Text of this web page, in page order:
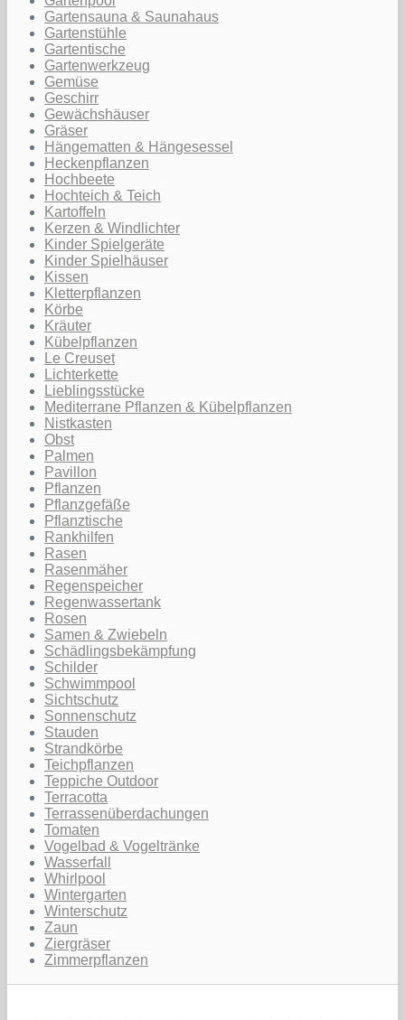
Gartensauna & Saunahaus
Gartenstühle
Gartentische
Gartenwerkzeug
Gemüse
Geschirr
Gewächshäuser
Gräser
Hängematten & Hängesessel
Heckenpflanzen
Hochbeete
Hochteich & Teich
Kartoffeln
Kerzen & Windlichter
Kinder Spielgeräte
Kinder Spielhäuser
Kissen
Kletterpflanzen
Körbe
Kräuter
Kübelpflanzen
Le Creuset
Lichterkette
Lieblingsstücke
Mediterrane Pflanzen & Kübelpflanzen
Nistkasten
Obst
Palmen
Pavillon
Pflanzen
Pflanzgefäße
Pflanztische
Rankhilfen
Rasen
Rasenmäher
Regenspeicher
Regenwassertank
Rosen
Samen & Zwiebeln
Schädlingsbekämpfung
Schilder
Schwimmpool
Sichtschutz
Sonnenschutz
Stauden
Strandkörbe
Teichpflanzen
Teppiche Outdoor
Terracotta
Terrassenüberdachungen
Tomaten
Vogelbad & Vogeltränke
Wasserfall
Whirlpool
Wintergarten
Winterschutz
Zaun
Ziergräser
Zimmerpflanzen